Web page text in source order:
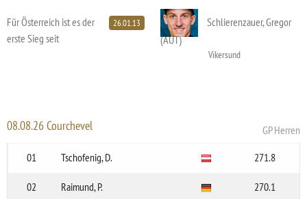
Für Österreich ist es der
erste Sieg seit
26.01.13
Schlierenzauer, Gregor
(AUT)
Vikersund
08.08.26 Courchevel
GP Herren
01
Tschofenig, D. 271.8
02 Raimund, P. 270.1